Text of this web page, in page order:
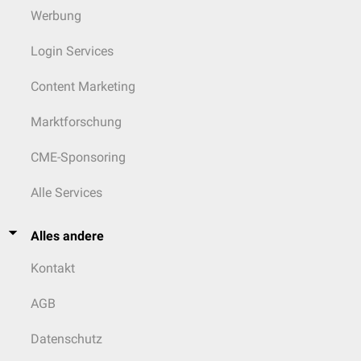
Werbung
Login Services
Content Marketing
Marktforschung
CME-Sponsoring
Alle Services
Alles andere
Kontakt
AGB
Datenschutz